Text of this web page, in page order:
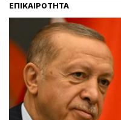
ΕΠΙΚΑΙΡΟΤΗΤΑ